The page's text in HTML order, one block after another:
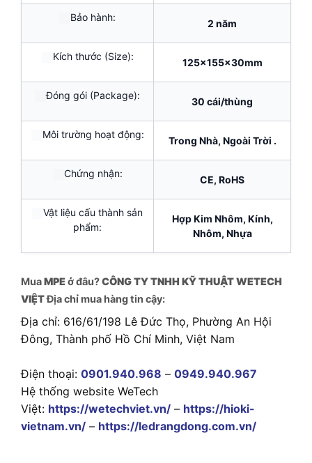
Bảo hành:
2 năm
Kích thước (Size):
125x155x30mm
Đóng gói (Package):
30 cái/thùng
Môi trường hoạt động:
Trong Nhà, Ngoài Trời .
Chứng nhận:
CE, RoHS
Vật liệu cấu thành sản
phẩm:
Hợp Kim Nhôm, Kính,
Nhôm, Nhựa
MuaMPEở đâu?CÔNG TY TNHH KỸ THUẬT WETECH
VIỆTĐịa chỉ mua hàng tin cậy:
Địa chỉ: 616/61/198 Lê Đức Thọ, Phường An Hội
Đông, Thành phố Hồ Chí Minh, Việt Nam
Điện thoại: 0901.940.968 – 0949.940.967
Hệ thống website WeTech
Việt: https://wetechviet.vn/ – https://hioki-
vietnam.vn/ – https://ledrangdong.com.vn/